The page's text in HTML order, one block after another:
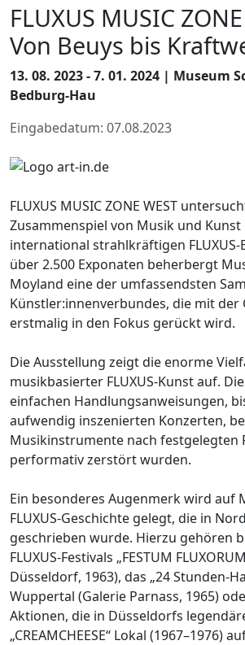
FLUXUS MUSIC
Von Beuys bis
13. 08. 2023 - 7. 01. 2024 | Museum
Bedburg-Hau
Eingabedatum: 07.08.2023
FLUXUS MUSIC ZONE WEST
Zusammenspiel von Musik und
international strahlkräftigen
über 2.500 Exponaten beherbergt
Moyland eine der umfassendsten
Künstler:innenverbundes, die mit der
erstmalig in den Fokus gerückt wird.
Die Ausstellung zeigt die enorme
musikbasierter FLUXUS-Kunst auf.
einfachen Handlungsanweisungen,
aufwendig inszenierten Konzerten,
Musikinstrumente nach festgelegten
performativ zerstört wurden.
Ein besonderes Augenmerk wird auf
FLUXUS-Geschichte gelegt, die in
geschrieben wurde. Hierzu gehören
FLUXUS-Festivals „FESTUM
Düsseldorf, 1963), das „24 Stunden-
Wuppertal (Galerie Parnass, 1965)
Aktionen, die in Düsseldorfs
„CREAMCHEESE“ Lokal (1967–1976)